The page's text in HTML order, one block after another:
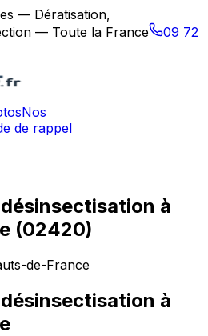
— Dératisation,
— Toute la France
09 72
Nos
de rappel
à
(02420)
de-France
à